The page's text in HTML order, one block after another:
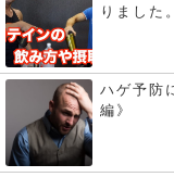
りました。
ハゲ予防
編》